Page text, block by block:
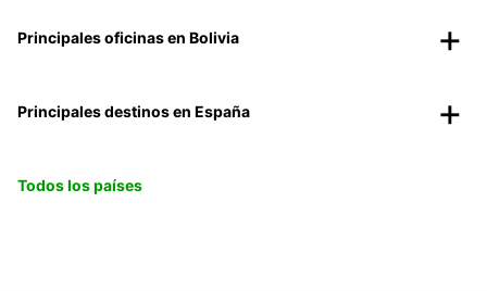
Principales oficinas en Bolivia
Principales destinos en España
Todos los países